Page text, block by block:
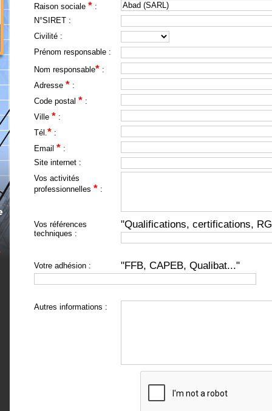
Raison sociale* :
N°SIRET :
Civilité :
Prénom responsable :
Nom responsable* :
Adresse* :
Code postal* :
Ville* :
Tél.* :
Email* :
Site internet :
Vos activités
professionnelles* :
Vos références
techniques :
"Qualifications, certifications,
Votre adhésion : "FFB, CAPEB, Qualibat..."
Autres informations :